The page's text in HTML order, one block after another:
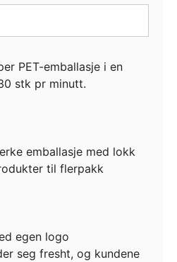
PET-emballasje i en
stk pr minutt.
emballasje med lokk
til flerpakk
egen logo
seg fresht, og kundene